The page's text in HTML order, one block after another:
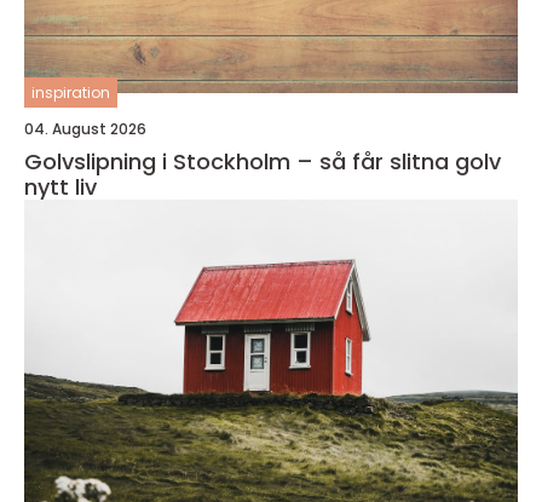
inspiration
04. August 2026
Golvslipning i Stockholm – så får slitna golv
nytt liv